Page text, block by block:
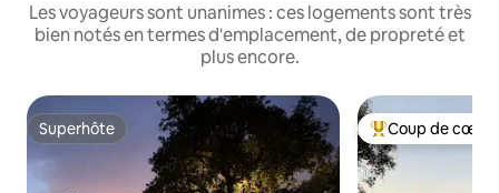
Les voyageurs sont unanimes : ces logements sont très
bien notés en termes d'emplacement, de propreté et
plus encore.
Superhôte
Superhôte Coups de cœur
Coup de cœur